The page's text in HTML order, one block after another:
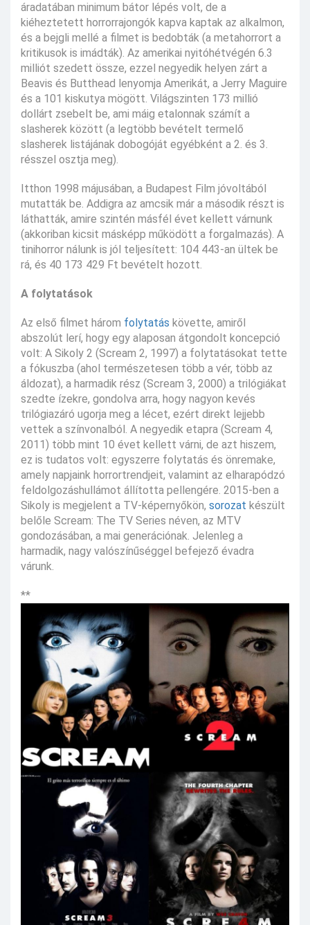
áradatában minimum bátor lépés volt, de a
kiéheztetett horrorrajongók kapva kaptak az alkalmon,
és a bejgli mellé a filmet is bedobták (a metahorrort a
kritikusok is imádták). Az amerikai nyitóhétvégén 6.3
milliót szedett össze, ezzel negyedik helyen zárt a
Beavis és Butthead lenyomja Amerikát, a Jerry Maguire
és a 101 kiskutya mögött. Világszinten 173 millió
dollárt zsebelt be, ami máig etalonnak számít a
slasherek között (a legtöbb bevételt termelő
slasherek listájának dobogóját egyébként a 2. és 3.
résszel osztja meg).
Itthon 1998 májusában, a Budapest Film jóvoltából
mutatták be. Addigra az amcsik már a második részt is
láthatták, amire szintén másfél évet kellett várnunk
(akkoriban kicsit másképp működött a forgalmazás). A
tinihorror nálunk is jól teljesített: 104 443-an ültek be
rá, és 40 173 429 Ft bevételt hozott.
A folytatások
Az első filmet három folytatás követte, amiről
abszolút lerí, hogy egy alaposan átgondolt koncepció
volt: A Sikoly 2 (Scream 2, 1997) a folytatásokat tette
a fókuszba (ahol természetesen több a vér, több az
áldozat), a harmadik rész (Scream 3, 2000) a trilógiákat
szedte ízekre, gondolva arra, hogy nagyon kevés
trilógiazáró ugorja meg a lécet, ezért direkt lejjebb
vettek a színvonalból. A negyedik etapra (Scream 4,
2011) több mint 10 évet kellett várni, de azt hiszem,
ez is tudatos volt: egyszerre folytatás és önremake,
amely napjaink horrortrendjeit, valamint az elharapódzó
feldolgozáshullámot állította pellengére. 2015-ben a
Sikoly is megjelent a TV-képernyőkön, sorozat készült
belőle Scream: The TV Series néven, az MTV
gondozásában, a mai generációnak. Jelenleg a
harmadik, nagy valószínűséggel befejező évadra
várunk.
**